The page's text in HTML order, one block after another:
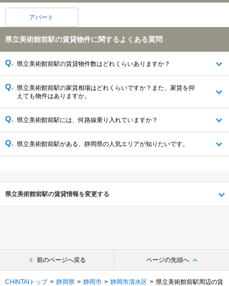
アパート
県立美術館前駅の賃貸物件に関するよくある質問
県立美術館前駅の賃貸物件数はどれくらいありますか？
県立美術館前駅の家賃相場はどれくらいですか？また、家賃を抑
えても物件はありますか。
県立美術館前駅には、何路線乗り入れていますか？
県立美術館前駅がある、静岡県の人気エリアが知りたいです。
県立美術館前駅の賃貸情報を変更する
前のページへ戻る ページの先頭へ
CHINTAIトップ 静岡県 静岡市 静岡市清水区
県立美術館前駅周辺の賃